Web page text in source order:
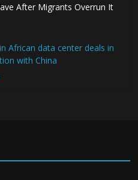
After Migrants Overrun It
data center deals in